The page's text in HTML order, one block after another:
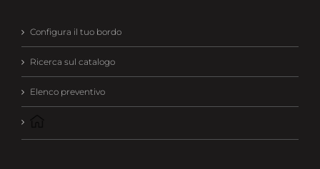
Configura il tuo bordo
Ricerca sul catalogo
Elenco preventivo